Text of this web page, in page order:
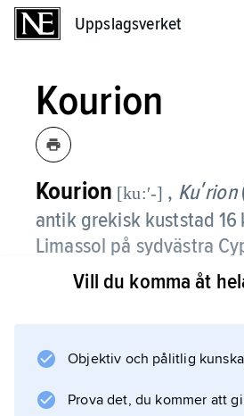
Uppslagsverket
Kourion
Kourion [ku:ʹ-] , Kuʹrion
antik grekisk kuststad 16
Limassol på sydvästra
Byggnadsfaser från sen
ett Apollontempel, en teater,
Vill du komma åt
Objektiv och pålitlig
Prova det, du kommer att